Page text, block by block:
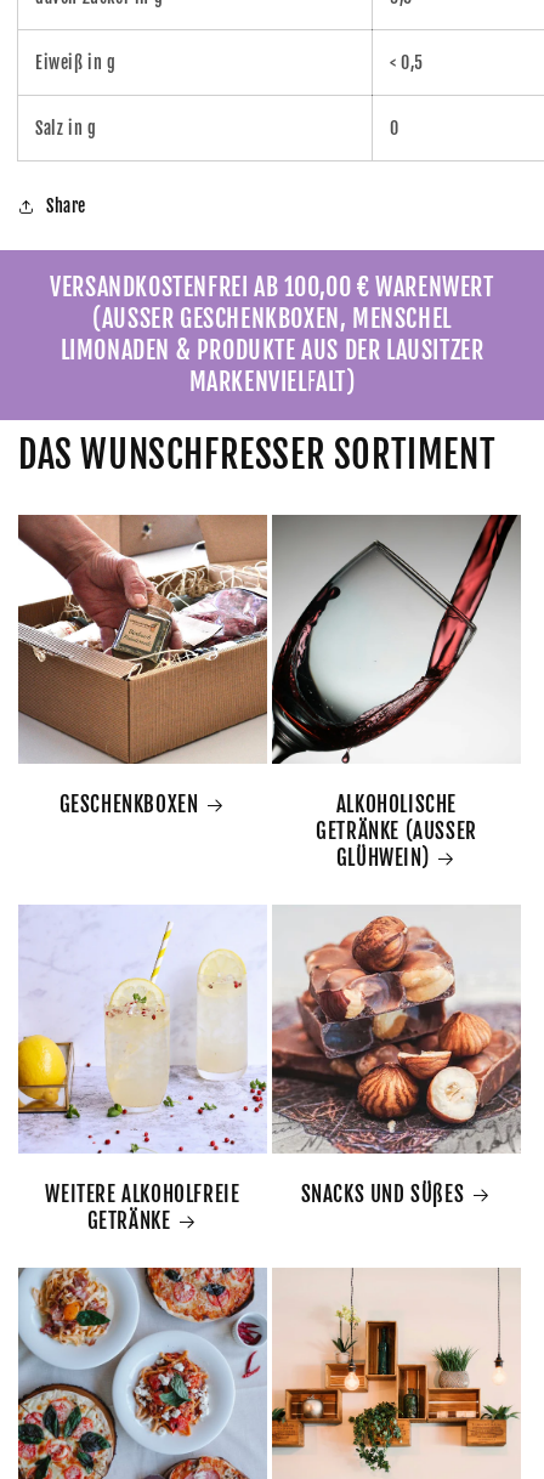
Eiweiß in g < 0,5
Salz in g 0
Share
VERSANDKOSTENFREI AB 100,00 € WARENWERT
(AUSSER GESCHENKBOXEN, MENSCHEL
LIMONADEN & PRODUKTE AUS DER LAUSITZER
MARKENVIELFALT)
DAS WUNSCHFRESSER SORTIMENT
GESCHENKBOXEN
ALKOHOLISCHE
GETRÄNKE (AUSSER
GLÜHWEIN)
WEITERE ALKOHOLFREIE
GETRÄNKE
SNACKS UND SÜßES